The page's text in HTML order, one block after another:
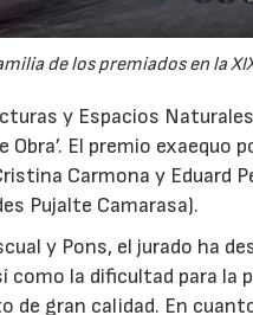
de los premiados en la
y Espacios
Obra’. El premio
Carmona y Eduard
Pujalte Camarasa).
y Pons, el jurado ha
la dificultad para la
de gran calidad. En